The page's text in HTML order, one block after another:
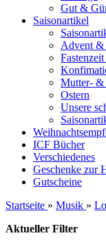
Gut &
Saisonartikel
Advent &
Mutter- &
Ostern
Unsere
ICF Bücher
Verschiedenes
Geschenke zur
Gutscheine
Startseite » Musik »
Aktueller Filter